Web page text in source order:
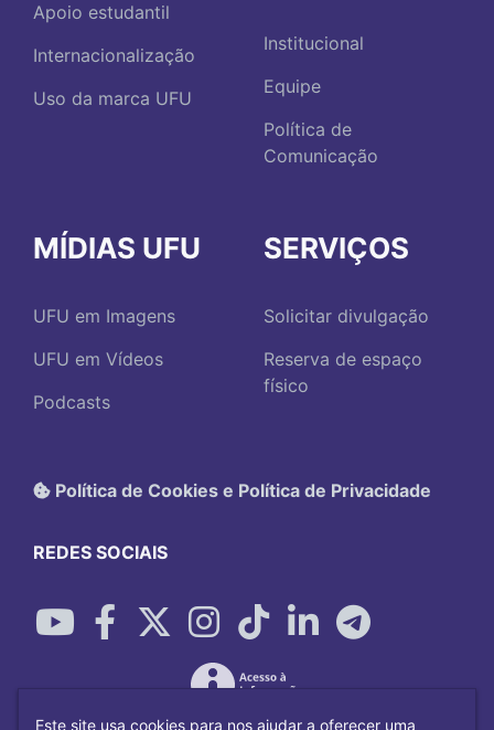
Apoio estudantil
Internacionalização
Uso da marca UFU
Institucional
Equipe
Política de
Comunicação
MÍDIAS UFU
UFU em Imagens
UFU em Vídeos
Podcasts
SERVIÇOS
Solicitar divulgação
Reserva de espaço
físico
Política de Cookies e Política de Privacidade
REDES SOCIAIS
Este site usa cookies para nos ajudar a oferecer uma